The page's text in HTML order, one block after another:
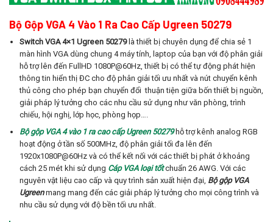
Bộ Gộp VGA 4 Vào 1 Ra Cao Cấp Ugreen 50279
Switch VGA 4×1 Ugreen 50279là thiết bị chuyên dụng để chia sẻ 1
màn hình VGA dùng chung 4 máy tính, laptop của bạn với độ phân giải
hỗ trợ lên đến FullHD 1080P@60Hz, thiết bị có thể tự động phát hiện
thông tin hiển thị ĐC cho độ phân giải tối ưu nhất và nút chuyển kênh
thủ công cho phép bạn chuyển đổi thuận tiện giữa bốn thiết bị nguồn,
giải pháp lý tưởng cho các nhu cầu sử dụng như văn phòng, trình
chiếu, hội nghị, lớp học, phòng họp….
Bộ gộp VGA 4 vào 1 ra cao cấp Ugreen 50279hỗ trợ kênh analog RGB
hoạt động ở tần số 500MHz, độ phân giải tối đa lên đến
1920x1080P@60Hz và có thể kết nối với các thiết bị phát ở khoảng
cách 25 mét khi sử dụng Cáp VGA loại tốtchuẩn 26 AWG. Với các
nguyên vật liệu cao cấp và quy trình sản xuất hiện đại, Bộ gộp VGA
Ugreenmang mang đến các giải pháp lý tưởng cho mọi công trình và
nhu cầu sử dụng với độ bền tối ưu nhất.